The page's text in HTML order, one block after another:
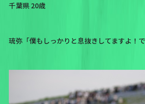
千葉県 20歳
琉弥「僕もしっかりと息抜きしてますよ！